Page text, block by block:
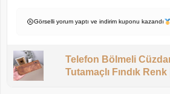
Görselli yorum yaptı ve indirim kuponu kazandı
Telefon Bölmeli
Tutamaçlı Fındık Renk